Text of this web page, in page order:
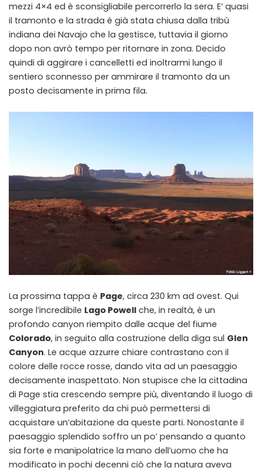
mezzi 4×4 ed è sconsigliabile percorrerlo la sera. E’ quasi
il tramonto e la strada è già stata chiusa dalla tribù
indiana dei Navajo che la gestisce, tuttavia il giorno
dopo non avrò tempo per ritornare in zona. Decido
quindi di aggirare i cancelletti ed inoltrarmi lungo il
sentiero sconnesso per ammirare il tramonto da un
posto decisamente in prima fila.
La prossima tappa è Page, circa 230 km ad ovest. Qui
sorge l’incredibile Lago Powell che, in realtà, è un
profondo canyon riempito dalle acque del fiume
Colorado, in seguito alla costruzione della diga sul Glen
Canyon. Le acque azzurre chiare contrastano con il
colore delle rocce rosse, dando vita ad un paesaggio
decisamente inaspettato. Non stupisce che la cittadina
di Page stia crescendo sempre più, diventando il luogo di
villeggiatura preferito da chi può permettersi di
acquistare un’abitazione da queste parti. Nonostante il
paesaggio splendido soffro un po’ pensando a quanto
sia forte e manipolatrice la mano dell’uomo che ha
modificato in pochi decenni ciò che la natura aveva